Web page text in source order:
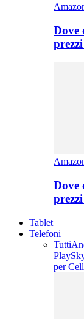
Dove
Dove
Tablet
Telefoni
Tutti
Play
per